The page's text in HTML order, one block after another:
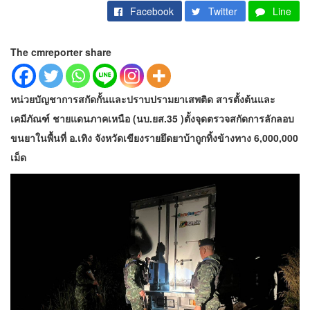
Facebook Twitter Line
The cmreporter share
หน่วยบัญชาการสกัดกั้นและปราบปรามยาเสพติด สารตั้งต้นและ
เคมีภัณฑ์ ชายแดนภาคเหนือ (นบ.ยส.35 )ตั้งจุดตรวจสกัดการลักลอบ
ขนยาในพื้นที่ อ.เทิง จังหวัดเขียงรายยึดยาบ้าถูกทิ้งข้างทาง 6,000,000
เม็ด